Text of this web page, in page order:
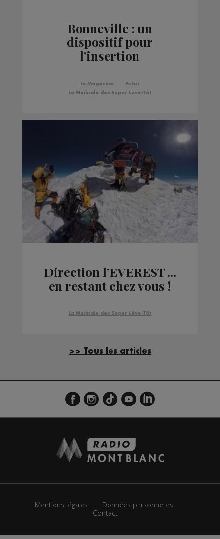
Bonneville : un
dispositif pour
l'insertion
jeunes
Le Magazine
Actus
La Matinale des Super Lève-Tôt
Direction l’EVEREST ...
en restant chez vous !
La Matinale des Super Lève-Tôt
>> Tous les articles
Mentions légales
Données personnelles
Contact